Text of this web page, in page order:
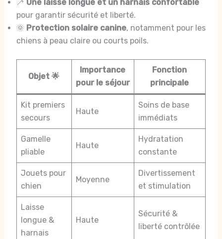
🦯 Une laisse longue et un harnais confortable
pour garantir sécurité et liberté.
🌞 Protection solaire canine, notamment pour les
chiens à peau claire ou courts poils.
Objet 🌟
Importance
pour le séjour
Fonction
principale
Kit premiers
secours
Haute
Soins de base
immédiats
Gamelle
pliable
Haute
Hydratation
constante
Jouets pour
chien
Moyenne
Divertissement
et stimulation
Laisse
longue &
harnais
Haute
Sécurité &
liberté contrôlée